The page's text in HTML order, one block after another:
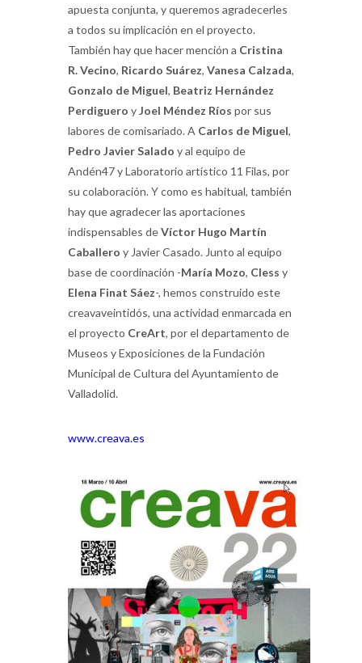
apuesta conjunta, y queremos agradecerles
a todos su implicación en el proyecto.
También hay que hacer mención a Cristina
R. Vecino, Ricardo Suárez, Vanesa Calzada,
Gonzalo de Miguel, Beatriz Hernández
Perdiguero yJoel Méndez Ríos por sus
labores de comisariado. A Carlos de Miguel,
Pedro Javier Salado y al equipo de
Andén47 y Laboratorio artístico 11 Filas, por
su colaboración. Y como es habitual, también
hay que agradecer las aportaciones
indispensables deVíctor Hugo Martín
Caballero y Javier Casado. Junto al equipo
base de coordinación -María Mozo, Cless y
Elena Finat Sáez-, hemos construido este
creavaveintidós, una actividad enmarcada en
el proyecto CreArt, por el departamento de
Museos y Exposiciones de la Fundación
Municipal de Cultura del Ayuntamiento de
Valladolid.
www.creava.es